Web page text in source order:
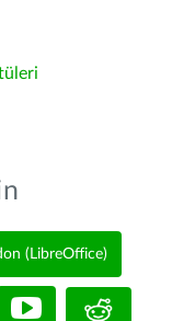
(LibreOffice)